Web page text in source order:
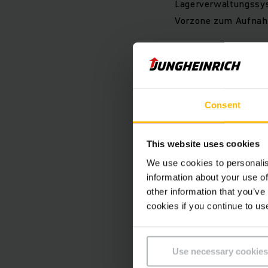
Consent
This website uses cookies
We use cookies to
information about your use
other information that
cookies if you continue to
Use necessary
Vorzone zum
Die fünf
mit Teleskopgabeln
vollautomatische
bringen können.
dieser Prozess
Im automatischen
ausgelagert. Steht
angeforderten
die Artikel manuell
dabei eine